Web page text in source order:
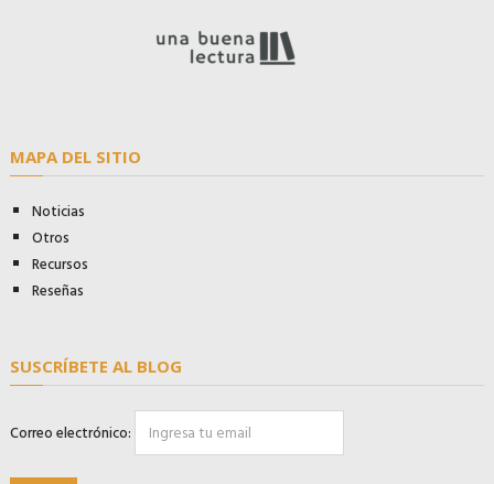
MAPA DEL SITIO
Noticias
Otros
Recursos
Reseñas
SUSCRÍBETE AL BLOG
Correo electrónico: